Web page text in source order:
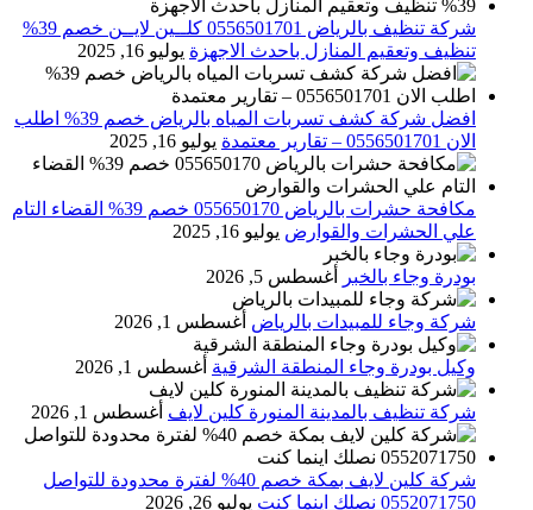
شركة تنظيف بالرياض 0556501701 كلــين لايــن خصم 39%
تنظيف وتعقيم المنازل باحدث الاجهزة يوليو 16, 2025
افضل شركة كشف تسربات المياه بالرياض خصم 39% اطلب
الان 0556501701‬‏ – تقارير معتمدة
يوليو 16, 2025
مكافحة حشرات بالرياض 055650170 خصم 39% القضاء التام
علي الحشرات والقوارض يوليو 16, 2025
بودرة وجاء بالخبر أغسطس 5, 2026
شركة وجاء للمبيدات بالرياض أغسطس 1, 2026
وكيل بودرة وجاء المنطقة الشرقية أغسطس 1, 2026
شركة تنظيف بالمدينة المنورة كلين لايف أغسطس 1, 2026
شركة كلين لايف بمكة خصم 40% لفترة محدودة للتواصل
0552071750 نصلك اينما كنت
يوليو 26, 2026